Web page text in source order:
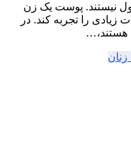
پوست یک زن
را تجربه کند. در